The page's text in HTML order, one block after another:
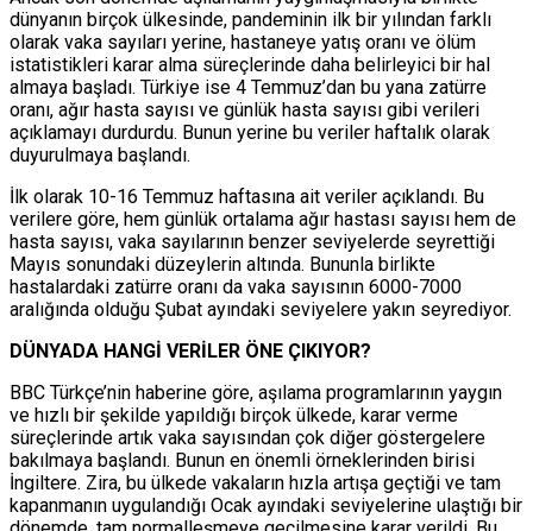
dünyanın birçok ülkesinde, pandeminin ilk bir yılından farklı
olarak vaka sayıları yerine, hastaneye yatış oranı ve ölüm
istatistikleri karar alma süreçlerinde daha belirleyici bir hal
almaya başladı. Türkiye ise 4 Temmuz’dan bu yana zatürre
oranı, ağır hasta sayısı ve günlük hasta sayısı gibi verileri
açıklamayı durdurdu. Bunun yerine bu veriler haftalık olarak
duyurulmaya başlandı.
İlk olarak 10-16 Temmuz haftasına ait veriler açıklandı. Bu
verilere göre, hem günlük ortalama ağır hastası sayısı hem de
hasta sayısı, vaka sayılarının benzer seviyelerde seyrettiği
Mayıs sonundaki düzeylerin altında. Bununla birlikte
hastalardaki zatürre oranı da vaka sayısının 6000-7000
aralığında olduğu Şubat ayındaki seviyelere yakın seyrediyor.
DÜNYADA HANGİ VERİLER ÖNE ÇIKIYOR?
BBC Türkçe’nin haberine göre, aşılama programlarının yaygın
ve hızlı bir şekilde yapıldığı birçok ülkede, karar verme
süreçlerinde artık vaka sayısından çok diğer göstergelere
bakılmaya başlandı. Bunun en önemli örneklerinden birisi
İngiltere. Zira, bu ülkede vakaların hızla artışa geçtiği ve tam
kapanmanın uygulandığı Ocak ayındaki seviyelerine ulaştığı bir